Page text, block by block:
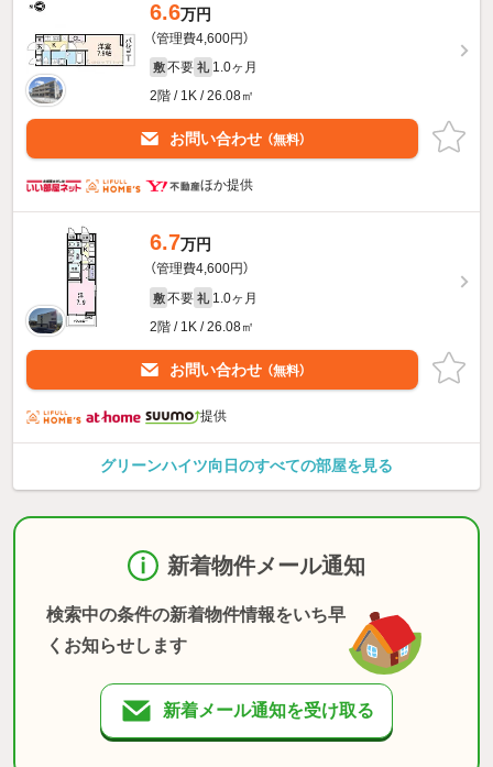
6.6万円
（管理費4,600円）
敷 不要 礼 1.0ヶ月
2階 / 1K / 26.08㎡
お問い合わせ （無料）
ほか提供
6.7万円
（管理費4,600円）
敷 不要 礼 1.0ヶ月
2階 / 1K / 26.08㎡
お問い合わせ （無料）
提供
グリーンハイツ向日のすべての部屋を見る
新着物件メール通知
検索中の条件の新着物件情報をいち早
くお知らせします
新着メール通知を受け取る